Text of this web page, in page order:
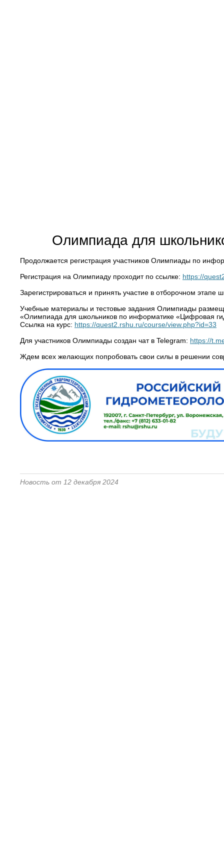
Олимпиада для
Продолжается регистрация участников Олимпиады по
Регистрация на Олимпиаду проходит по ссылке: https://
Зарегистрироваться и принять участие в отборочном этапе
Учебные материалы и тестовые задания Олимпиады
«Олимпиада для школьников по информатике «Цифровая
Ссылка на курс: https://quest2.rshu.ru/course/view.php?id=33
Для участников Олимпиады создан чат в Telegram: https://
Ждем всех желающих попробовать свои силы в решении
Новость от 12 декабря 2024